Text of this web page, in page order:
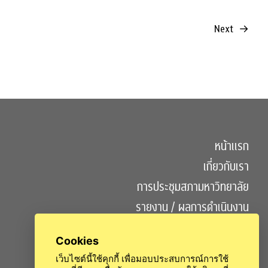
Next →
หน้าแรก
เกี่ยวกับเรา
การประชุมสภามหาวิทยาลัย
รายงาน / ผลการดำเนินงาน
Cookies
เว็บไซต์นี้ใช้คุกกี้ เพื่อมอบประสบการณ์การใช้